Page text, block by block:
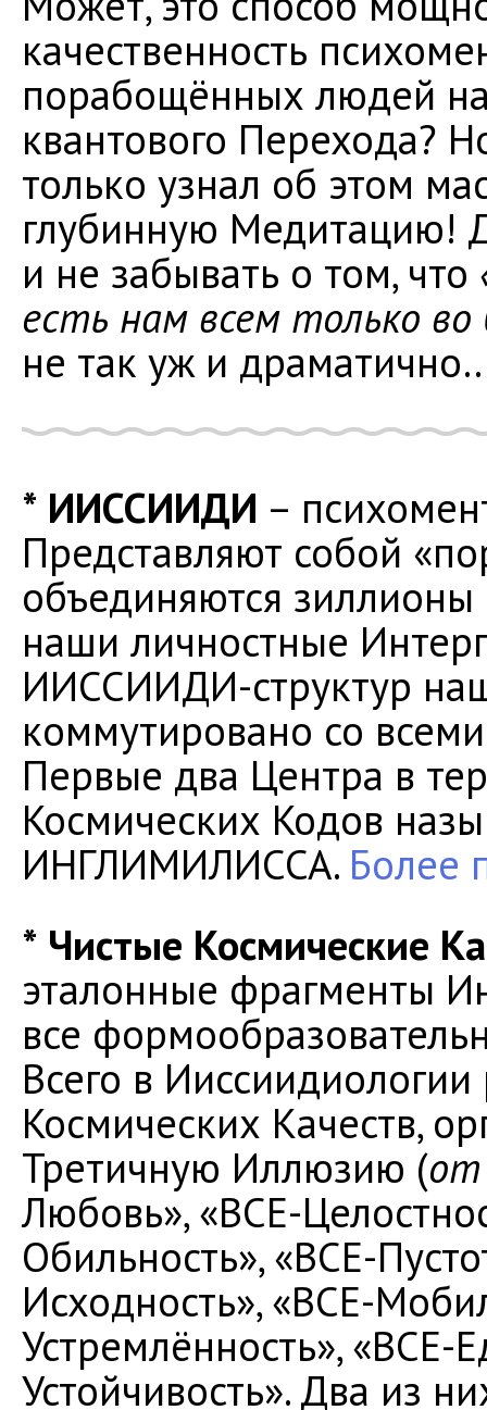
качественность
порабощённых людей
квантового Перехода?
только узнал об этом
глубинную Медитацию!
и не забывать о том, что
есть нам всем только во
не так уж и
* ИИССИИДИ –
Представляют собой
объединяются
наши личностные
ИИССИИДИ-структур
коммутировано со
Первые два Центра в
Космических Кодов
ИНГЛИМИЛИССА. Более
* Чистые Космические
эталонные фрагменты
все
Всего в
Космических Качеств,
Третичную Иллюзию (от
Любовь», «ВСЕ-
Обильность», «ВСЕ-
Исходность», «ВСЕ-
Устремлённость», «ВСЕ-
Устойчивость». Два из